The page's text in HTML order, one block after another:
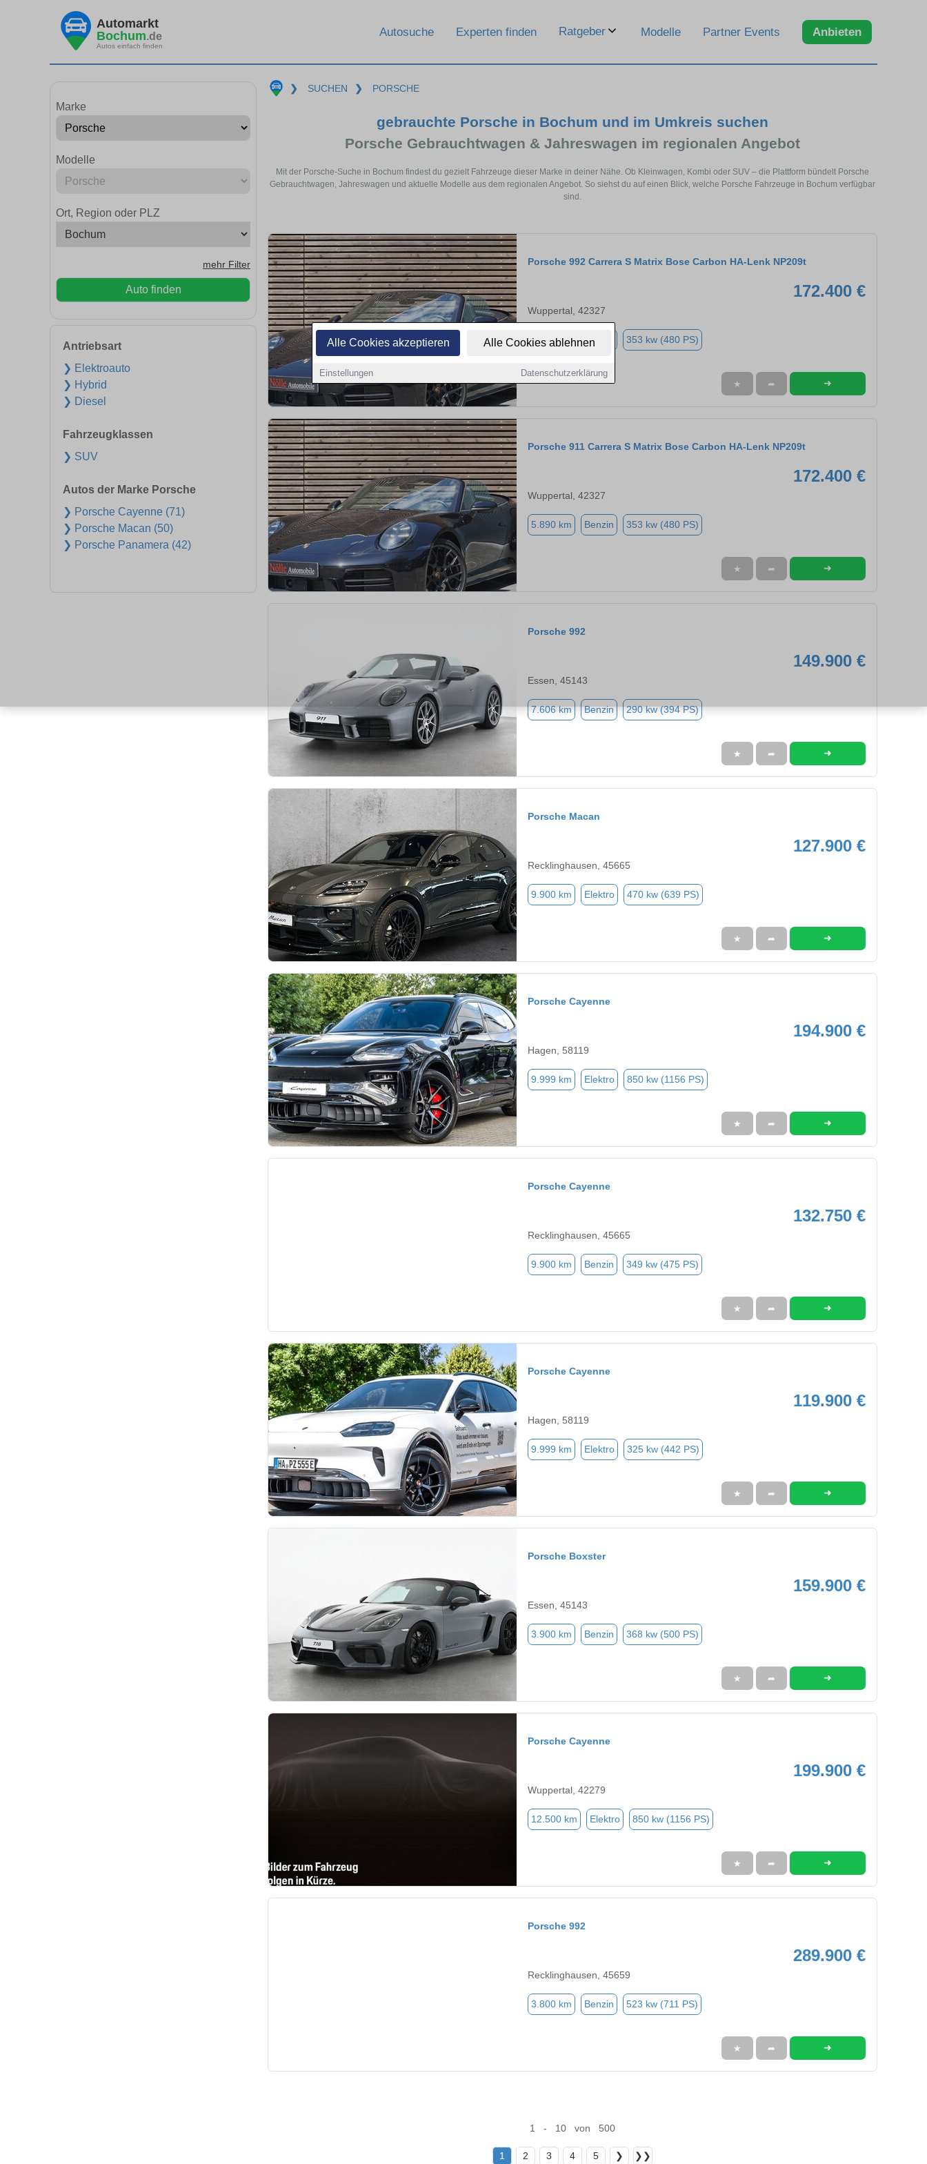
Alle Cookies akzeptieren Alle Cookies ablehnen
Einstellungen Datenschutzerklärung
Automarkt
Bochum.de
Autos einfach finden
Autosuche Experten finden Ratgeber Modelle Partner Events Anbieten
Marke
Modelle
Ort, Region oder PLZ
mehr Filter
Auto finden
Antriebsart
❯ Elektroauto
❯ Hybrid
❯ Diesel
Fahrzeugklassen
❯ SUV
Autos der Marke Porsche
❯ Porsche Cayenne (71)
❯ Porsche Macan (50)
❯ Porsche Panamera (42)
❯ SUCHEN ❯ PORSCHE
gebrauchte Porsche in Bochum und im Umkreis suchen
Porsche Gebrauchtwagen & Jahreswagen im regionalen Angebot
Mit der Porsche-Suche in Bochum findest du gezielt Fahrzeuge dieser Marke in deiner Nähe. Ob Kleinwagen, Kombi oder SUV – die Plattform bündelt Porsche
Gebrauchtwagen, Jahreswagen und aktuelle Modelle aus dem regionalen Angebot. So siehst du auf einen Blick, welche Porsche Fahrzeuge in Bochum verfügbar
sind.
Porsche 992 Carrera S Matrix Bose Carbon HA-Lenk NP209t
172.400 €
Wuppertal, 42327
5.890 km Benzin 353 kw (480 PS)
★ ➦ ➜
Porsche 911 Carrera S Matrix Bose Carbon HA-Lenk NP209t
172.400 €
Wuppertal, 42327
5.890 km Benzin 353 kw (480 PS)
★ ➦ ➜
Porsche 992
149.900 €
Essen, 45143
7.606 km Benzin 290 kw (394 PS)
★ ➦ ➜
Porsche Macan
127.900 €
Recklinghausen, 45665
9.900 km Elektro 470 kw (639 PS)
★ ➦ ➜
Porsche Cayenne
194.900 €
Hagen, 58119
9.999 km Elektro 850 kw (1156 PS)
★ ➦ ➜
Porsche Cayenne
132.750 €
Recklinghausen, 45665
9.900 km Benzin 349 kw (475 PS)
★ ➦ ➜
Porsche Cayenne
119.900 €
Hagen, 58119
9.999 km Elektro 325 kw (442 PS)
★ ➦ ➜
Porsche Boxster
159.900 €
Essen, 45143
3.900 km Benzin 368 kw (500 PS)
★ ➦ ➜
Porsche Cayenne
199.900 €
Wuppertal, 42279
12.500 km Elektro 850 kw (1156 PS)
★ ➦ ➜
Porsche 992
289.900 €
Recklinghausen, 45659
3.800 km Benzin 523 kw (711 PS)
★ ➦ ➜
1 - 10 von 500
1 2 3 4 5 ❯ ❯❯